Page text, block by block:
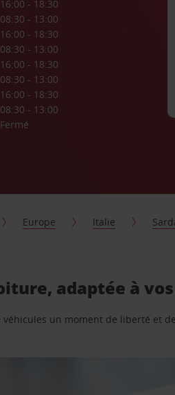
16:00 - 18:30
08:30 - 13:00
16:00 - 18:30
08:30 - 13:00
16:00 - 18:30
08:30 - 13:00
16:00 - 18:30
08:30 - 13:00
Fermé
Europe Italie
adaptée à
un moment de liberté et